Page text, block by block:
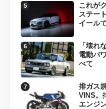
これが
ステー
イール
「壊れ
電動パ
べて
排ガス
VINS。
エンジ